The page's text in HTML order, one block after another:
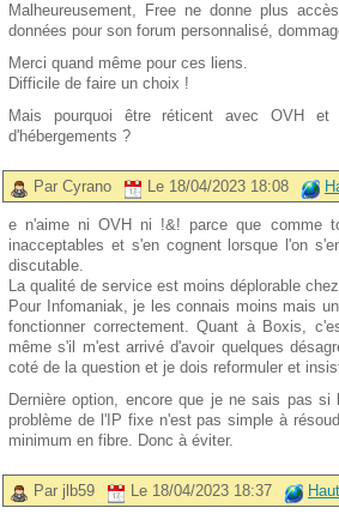
Malheureusement, Free ne donne plus
données pour son forum personnalisé,
Merci quand même pour ces liens.
Difficile de faire un choix !
Mais pourquoi être réticent avec OVH
d'hébergements ?
Par Cyrano Le 18/04/2023 18:08
e n'aime ni OVH ni !&! parce que comme
inacceptables et s'en cognent lorsque l'on
discutable.
La qualité de service est moins déplorable
Pour Infomaniak, je les connais moins mais
fonctionner correctement. Quant à Boxis,
même s'il m'est arrivé d'avoir quelques
coté de la question et je dois reformuler et
Dernière option, encore que je ne sais pas
problème de l'IP fixe n'est pas simple à
minimum en fibre. Donc à éviter.
Par jlb59 Le 18/04/2023 18:37